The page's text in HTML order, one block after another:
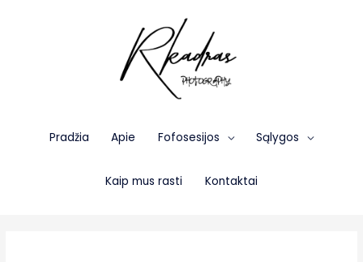
Pradžia Apie Fofosesijos Sąlygos
Kaip mus rasti Kontaktai